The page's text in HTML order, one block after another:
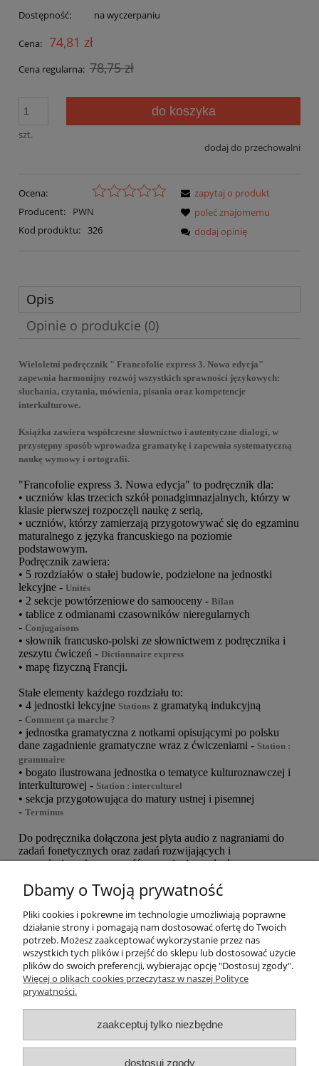
Dostępność: na wyczerpaniu
Cena: 74,81 zł
Cena regularna: 78,75 zł
szt.
do koszyka
dodaj do przechowalni
Ocena:
Producent:
PWN
Kod produktu: 326
zapytaj o produkt
poleć znajomemu
dodaj opinię
Opis
Opinie o produkcie (0)
Wieloletni podręcznik " Francofolie express 3. Nowa edycja"
zapewnia harmonijny rozwój wszystkich sprawności językowych:
słuchania, czytania, mówienia, pisania oraz kompetencje
interkulturowe.
Książka zawiera współczesne słownictwo i autentyczne dialogi, w
przystępny sposób wprowadza gramatykę i zapewnia systematyczną
naukę wymowy i ortografii.
"Francofolie express 3. Nowa edycja" to podręcznik dla:
• uczniów klas trzecich szkół ponadgimnazjalnych, którzy w
klasie pierwszej rozpoczęli naukę z serią,
• uczniów, którzy zamierzają przygotowywać się do egzaminu
maturalnego z języka francuskiego na poziomie
podstawowym.
Podręcznik zawiera:
• 5 rozdziałów o stałej budowie, podzielone na jednostki
lekcyjne - Unités
• 2 sekcje powtórzeniowe do samooceny - Bilan
• tablice z odmianami czasowników nieregularnych
- Conjugaisons
• słownik francusko-polski ze słownictwem z podręcznika i
zeszytu ćwiczeń - Dictionnaire express
• mapę fizyczną Francji.
Stałe elementy każdego rozdziału to:
• 4 jednostki lekcyjne Stations z gramatyką indukcyjną
- Comment ça marche ?
• jednostka gramatyczna z notkami opisującymi po polsku
dane zagadnienie gramatyczne wraz z ćwiczeniami - Station :
grammaire
• bogato ilustrowana jednostka o tematyce kulturoznawczej i
interkulturowej - Station : interculturel
• sekcja przygotowująca do matury ustnej i pisemnej
- Terminus
Do podręcznika dołączona jest płyta audio z nagraniami do
zadań fonetycznych oraz zadań rozwijających i
sprawdzających sprawność rozumienia ze słuchu.
EAN: 9788326227004
O nas
Płatności i dostawa
Moje konto
Dbamy o Twoją prywatność
Pliki cookies i pokrewne im technologie umożliwiają poprawne
działanie strony i pomagają nam dostosować ofertę do Twoich
potrzeb. Możesz zaakceptować wykorzystanie przez nas
wszystkich tych plików i przejść do sklepu lub dostosować użycie
plików do swoich preferencji, wybierając opcję "Dostosuj zgody".
Więcej o plikach cookies przeczytasz w naszej Polityce
prywatności.
zaakceptuj tylko niezbędne
dostosuj zgody